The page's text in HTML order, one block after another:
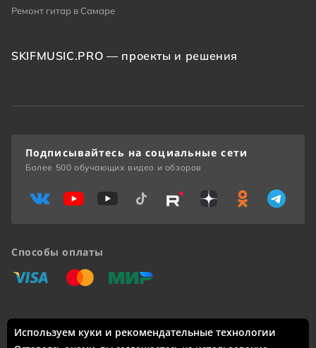
Ремонт гитар в Самаре
SKIFMUSIC.PRO — проекты и решения
Доставка по России: Москва, Санкт-Петербург, Новосибирск,
Екатеринбург, Казань, Нижний Новгород, Челябинск,
Способы оплаты
«Виза» «Мастеркард»
«Мир»
Подписывайтесь на социальные сети
Более 500 обучающих видео и обзоров
Используем куки и рекомендательные технологии